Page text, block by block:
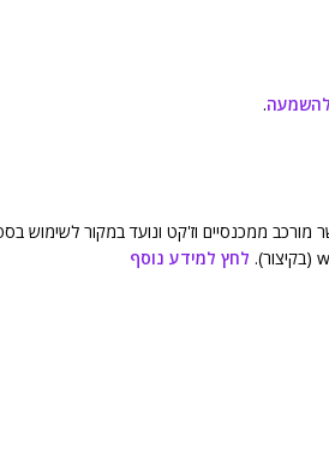
.
מורכב ממכנסיים וז'קט ונועד במקור לשימוש
לחץ למידע נוסף